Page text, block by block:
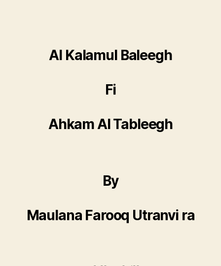
Al Kalamul Baleegh
Fi
Ahkam Al Tableegh
By
Maulana Farooq Utranvi ra